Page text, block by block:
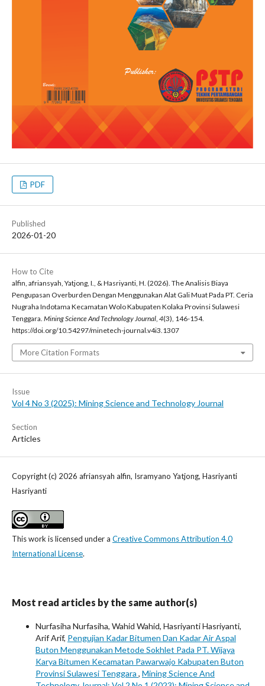
PDF
Published
2026-01-20
How to Cite
alfin, afriansyah, Yatjong, I., & Hasriyanti, H. (2026). The Analisis Biaya
Pengupasan Overburden Dengan Menggunakan Alat Gali Muat Pada PT. Ceria
Nugraha Indotama Kecamatan Wolo Kabupaten Kolaka Provinsi Sulawesi
Tenggara. Mining Science And Technology Journal, 4(3), 146-154.
https://doi.org/10.54297/minetech-journal.v4i3.1307
More Citation Formats
Issue
Vol 4 No 3 (2025): Mining Science and Technology Journal
Section
Articles
Copyright (c) 2026 afriansyah alfin, Isramyano Yatjong, Hasriyanti
Hasriyanti
This work is licensed under a Creative Commons Attribution 4.0
International License.
Most read articles by the same author(s)
Nurfasiha Nurfasiha, Wahid Wahid, Hasriyanti Hasriyanti,
Arif Arif, Pengujian Kadar Bitumen Dan Kadar Air Aspal
Buton Menggunakan Metode Sokhlet Pada PT. Wijaya
Karya Bitumen Kecamatan Pawarwajo Kabupaten Buton
Provinsi Sulawesi Tenggara , Mining Science And